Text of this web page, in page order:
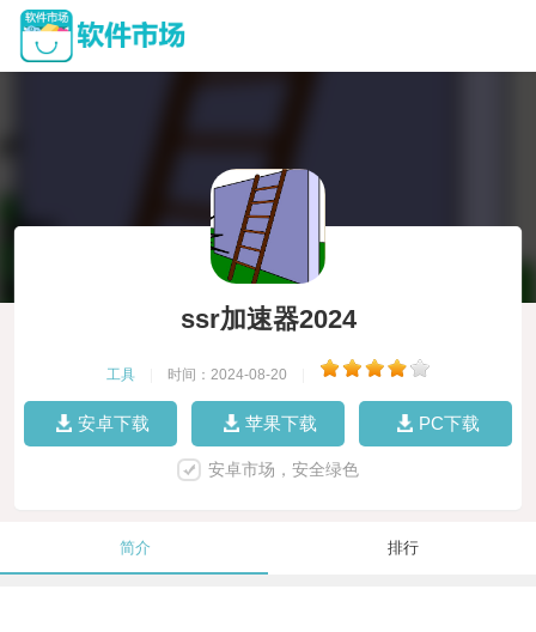
ssr加速器2024
工具 时间：2024-08-20
安卓下载 苹果下载 PC下载
安卓市场，安全绿色
简介 排行